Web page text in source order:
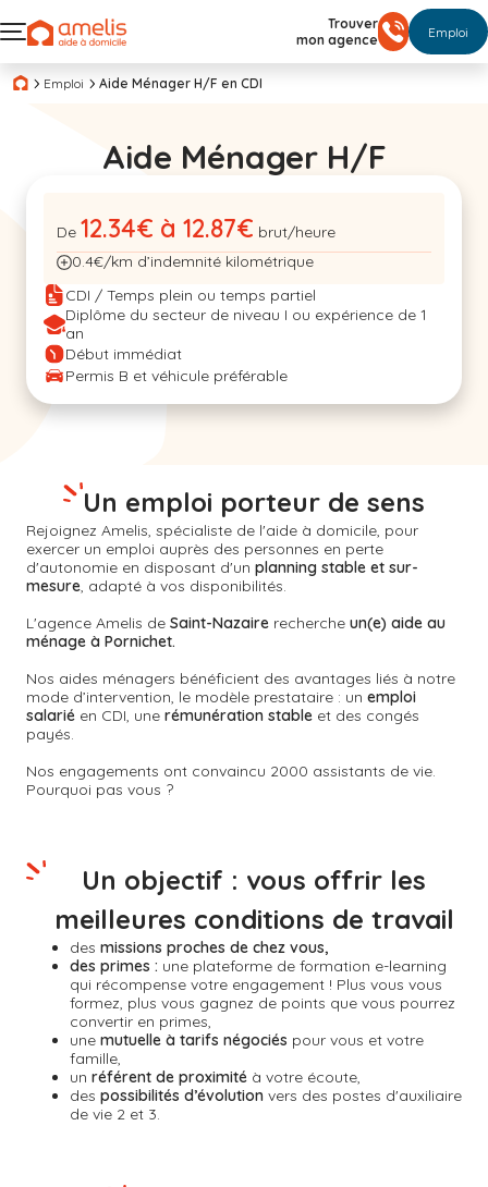
Trouver
mon agence
Emploi
Emploi Aide Ménager H/F en CDI
Aide Ménager H/F
De 12.34€ à 12.87€ brut/heure
0.4€/km d’indemnité kilométrique
CDI / Temps plein ou temps partiel
Diplôme du secteur de niveau I ou expérience de 1
an
Début immédiat
Permis B et véhicule préférable
Rejoignez Amelis, spécialiste de l'aide à domicile, pour
exercer un emploi auprès des personnes en perte
d'autonomie en disposant d'un planning stable et sur-
mesure, adapté à vos disponibilités.
L'agence Amelis de Saint-Nazaire recherche un(e) aide au
ménage à Pornichet.
Nos aides ménagers bénéficient des avantages liés à notre
mode d’intervention, le modèle prestataire : un emploi
salarié en CDI, une rémunération stable et des congés
payés.
Nos engagements ont convaincu 2000 assistants de vie.
Pourquoi pas vous ?
Un emploi porteur de sens
des missions proches de chez vous,
des primes : une plateforme de formation e-learning
qui récompense votre engagement ! Plus vous vous
formez, plus vous gagnez de points que vous pourrez
convertir en primes,
une mutuelle à tarifs négociés pour vous et votre
famille,
un référent de proximité à votre écoute,
des possibilités d’évolution vers des postes d'auxiliaire
de vie 2 et 3.
Un objectif : vous offrir les
meilleures conditions de travail